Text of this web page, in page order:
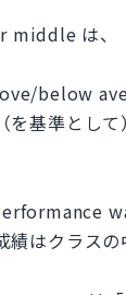
middle は、
below
を基準とし
績はクラスの